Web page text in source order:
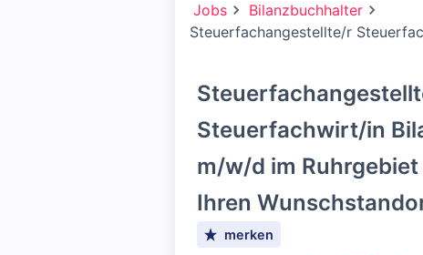
Jobs
Bilanzbuchhalter
Steuerfachangestellte/r
Steuerfachwirt/in
m/w/d im Ruhrgebiet
Ihren
merken